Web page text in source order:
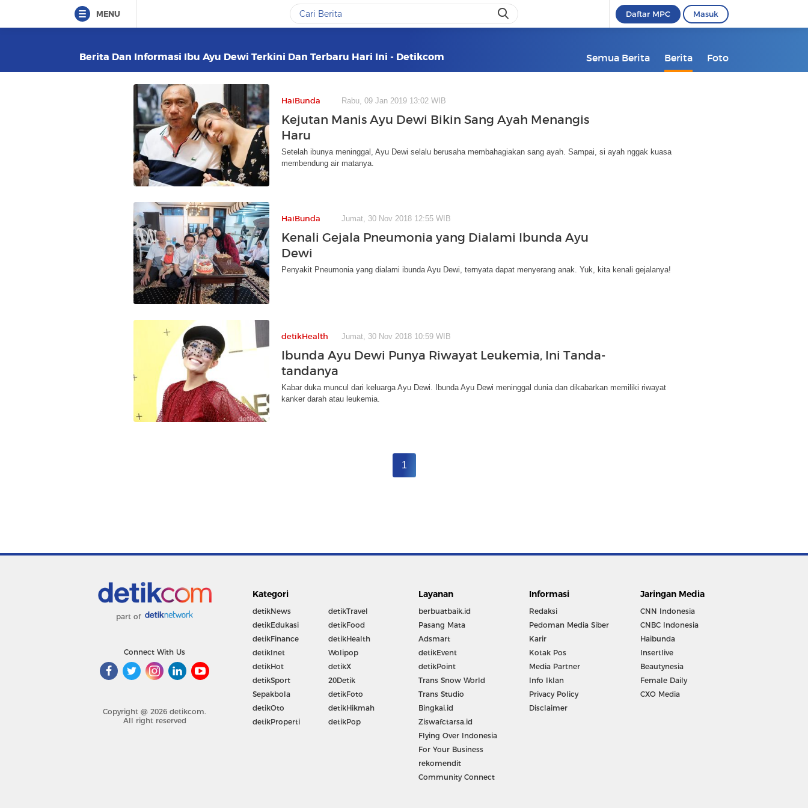
MENU Daftar MPC Masuk
Berita Dan Informasi Ibu Ayu Dewi Terkini Dan Terbaru Hari Ini - Detikcom Semua Berita Berita Foto
HaiBunda Rabu, 09 Jan 2019 13:02 WIB
Kejutan Manis Ayu Dewi Bikin Sang Ayah Menangis
Haru
Setelah ibunya meninggal, Ayu Dewi selalu berusaha membahagiakan sang ayah. Sampai, si ayah nggak kuasa
membendung air matanya.
HaiBunda Jumat, 30 Nov 2018 12:55 WIB
Kenali Gejala Pneumonia yang Dialami Ibunda Ayu
Dewi
Penyakit Pneumonia yang dialami ibunda Ayu Dewi, ternyata dapat menyerang anak. Yuk, kita kenali gejalanya!
detikHealth Jumat, 30 Nov 2018 10:59 WIB
Ibunda Ayu Dewi Punya Riwayat Leukemia, Ini Tanda-
tandanya
Kabar duka muncul dari keluarga Ayu Dewi. Ibunda Ayu Dewi meninggal dunia dan dikabarkan memiliki riwayat
kanker darah atau leukemia.
1
part of
Connect With Us
Copyright @ 2026 detikcom.
All right reserved
Kategori
detikNews
detikEdukasi
detikFinance
detikInet
detikHot
detikSport
Sepakbola
detikOto
detikProperti
detikTravel
detikFood
detikHealth
Wolipop
detikX
20Detik
detikFoto
detikHikmah
detikPop
Layanan
berbuatbaik.id
Pasang Mata
Adsmart
detikEvent
detikPoint
Trans Snow World
Trans Studio
Bingkai.id
Ziswafctarsa.id
Flying Over Indonesia
For Your Business
rekomendit
Community Connect
Informasi
Redaksi
Pedoman Media Siber
Karir
Kotak Pos
Media Partner
Info Iklan
Privacy Policy
Disclaimer
Jaringan Media
CNN Indonesia
CNBC Indonesia
Haibunda
Insertlive
Beautynesia
Female Daily
CXO Media